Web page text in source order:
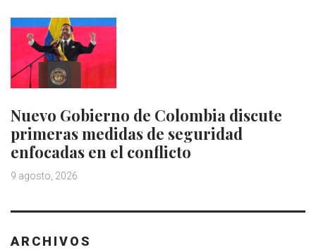
Nuevo Gobierno de Colombia discute
primeras medidas de seguridad
enfocadas en el conflicto
9 agosto, 2026
ARCHIVOS